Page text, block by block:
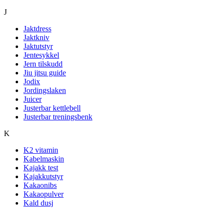
J
Jaktdress
Jaktkniv
Jaktutstyr
Jentesykkel
Jern tilskudd
Jiu jitsu guide
Jodix
Jordingslaken
Juicer
Justerbar kettlebell
Justerbar treningsbenk
K
K2 vitamin
Kabelmaskin
Kajakk test
Kajakkutstyr
Kakaonibs
Kakaopulver
Kald dusj